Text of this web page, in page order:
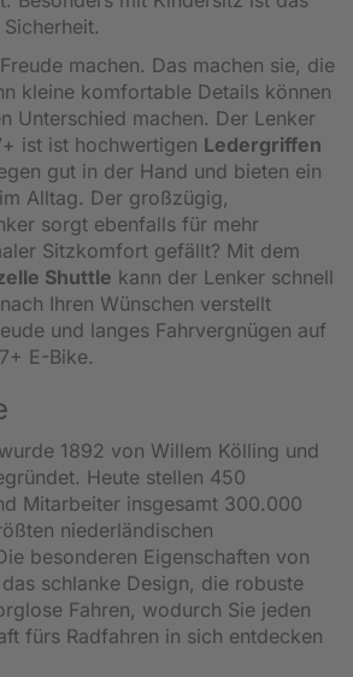
machen. Das machen sie, die
kleine komfortable Details können
Unterschied machen. Der Lenker
ist ist hochwertigen Ledergriffen
gut in der Hand und bieten ein
Alltag. Der großzügig,
sorgt ebenfalls für mehr
Sitzkomfort gefällt? Mit dem
Shuttle kann der Lenker schnell
Ihren Wünschen verstellt
und langes Fahrvergnügen auf
E-Bike.
1892 von Willem Kölling und
Heute stellen 450
Mitarbeiter insgesamt 300.000
niederländischen
besonderen Eigenschaften von
schlanke Design, die robuste
Fahren, wodurch Sie jeden
fürs Radfahren in sich entdecken